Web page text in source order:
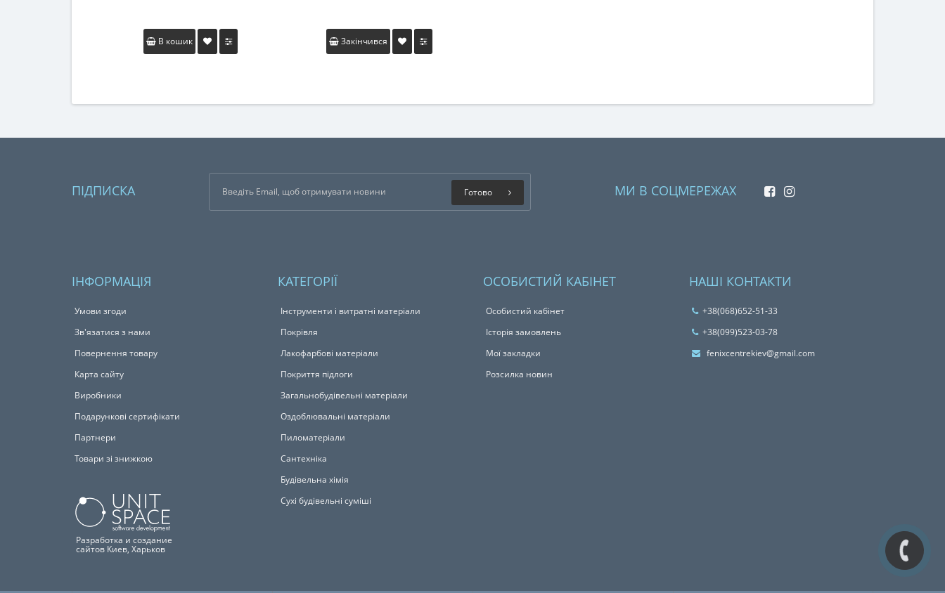
В кошик Закінчився
ПІДПИСКА Готово МИ В СОЦМЕРЕЖАХ
ІНФОРМАЦІЯ
Умови згоди
Зв'язатися з нами
Повернення товару
Карта сайту
Виробники
Подарункові сертифікати
Партнери
Товари зі знижкою
Разработка и создание
сайтов Киев, Харьков
КАТЕГОРІЇ
Інструменти і витратні матеріали
Покрівля
Лакофарбові матеріали
Покриття підлоги
Загальнобудівельні матеріали
Оздоблювальні матеріали
Пиломатеріали
Сантехніка
Будівельна хімія
Сухі будівельні суміші
ОСОБИСТИЙ КАБІНЕТ
Особистий кабінет
Історія замовлень
Мої закладки
Розсилка новин
НАШІ КОНТАКТИ
+38(068)652-51-33
‎+38(099)523-03-78
fenixcentrekiev@gmail.com